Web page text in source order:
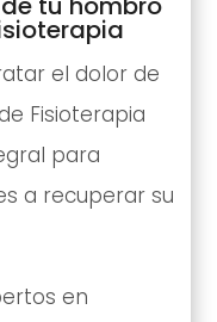
el dolor de
Fisioterapia
para
a recuperar su
en